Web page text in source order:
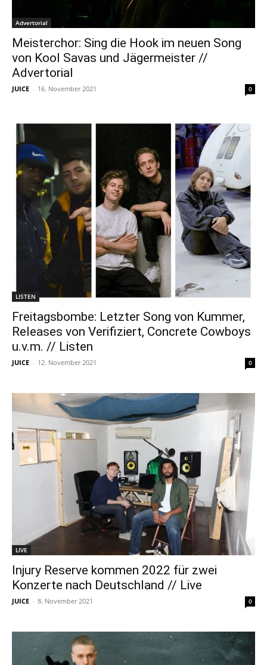
Advertorial
Meisterchor: Sing die Hook im neuen Song
von Kool Savas und Jägermeister //
Advertorial
JUICE - 16. November 2021 0
LISTEN
Freitagsbombe: Letzter Song von Kummer,
Releases von Verifiziert, Concrete Cowboys
u.v.m. // Listen
JUICE - 12. November 2021 0
LIVE
Injury Reserve kommen 2022 für zwei
Konzerte nach Deutschland // Live
JUICE - 8. November 2021 0